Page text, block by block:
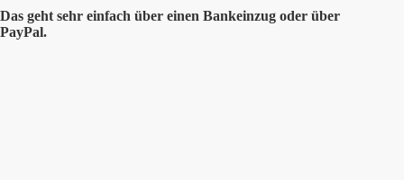
Das geht sehr einfach über einen Bankeinzug oder über
PayPal.